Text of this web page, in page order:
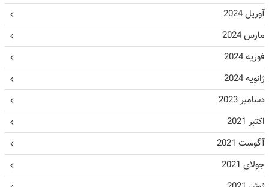
آوریل 2024
مارس 2024
فوریه 2024
ژانویه 2024
دسامبر 2023
اکتبر 2021
آگوست 2021
جولای 2021